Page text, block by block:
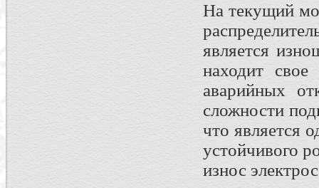
На текущий
является
находит свое
аварийных
сложности
что является
устойчивого
износ